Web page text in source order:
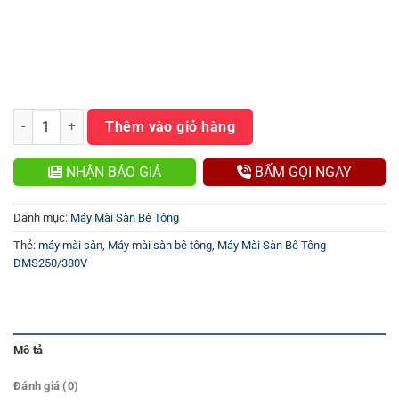
Máy Mài Sàn Bê Tông DMS250/380V số lượng
Thêm vào giỏ hàng
NHẬN BÁO GIÁ BẤM GỌI NGAY
Danh mục: Máy Mài Sàn Bê Tông
Thẻ: máy mài sàn, Máy mài sàn bê tông, Máy Mài Sàn Bê Tông
DMS250/380V
Mô tả
Đánh giá (0)